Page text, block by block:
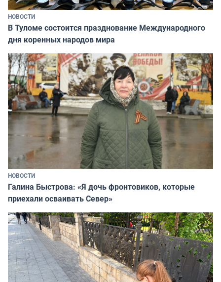
НОВОСТИ
В Туломе состоится празднование Международного
дня коренных народов мира
НОВОСТИ
Галина Быстрова: «Я дочь фронтовиков, которые
приехали осваивать Север»